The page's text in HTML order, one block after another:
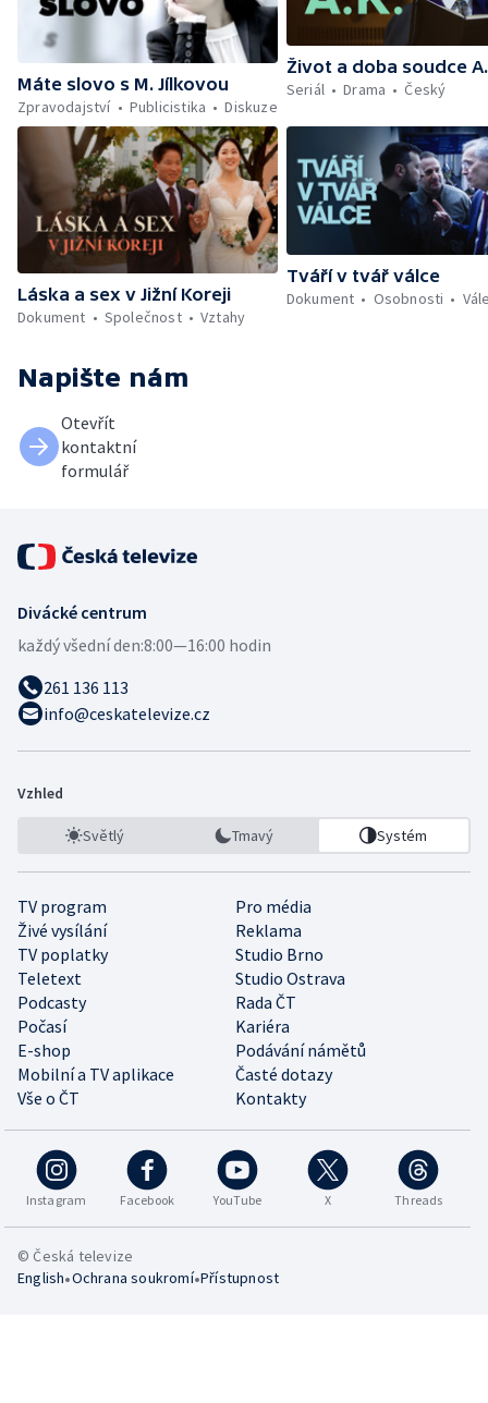
Máte slovo s M. Jílkovou
Zpravodajství
Publicistika Diskuze
Život a doba soudce
Seriál
Drama Český
Láska a sex v Jižní Koreji
Dokument
Společnost Vztahy
Tváří v tvář válce
Dokument
Osobnosti
Napište nám
Otevřít
kontaktní
formulář
Divácké centrum
každý všední den:8:00—16:00 hodin
261 136 113
info@ceskatelevize.cz
Vzhled
Světlý Tmavý Systém
TV program
Pro média
Živé vysílání
Reklama
TV poplatky
Studio Brno
Teletext
Studio Ostrava
Podcasty
Rada ČT
Počasí
Kariéra
E-shop
Podávání námětů
Mobilní a TV aplikace
Časté dotazy
Vše o ČT
Kontakty
Instagram Facebook YouTube X Threads
© Česká televize
English•Ochrana soukromí•Přístupnost